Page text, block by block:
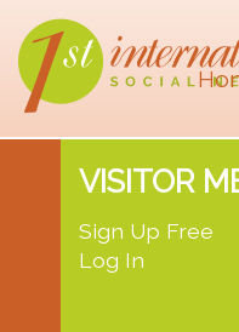
VISITOR
Sign Up Free
Log In